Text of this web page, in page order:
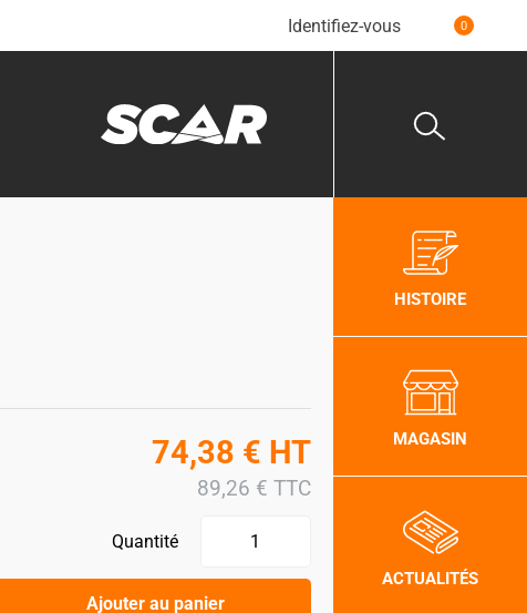
Identifiez-vous 0
74,38 € HT
89,26 € TTC
Quantité
Ajouter au panier
HISTOIRE
MAGASIN
ACTUALITÉS